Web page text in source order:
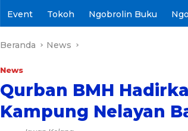
Event Tokoh Ngobrolin Buku
Beranda News
News
Qurban BMH
Kampung Nelayan